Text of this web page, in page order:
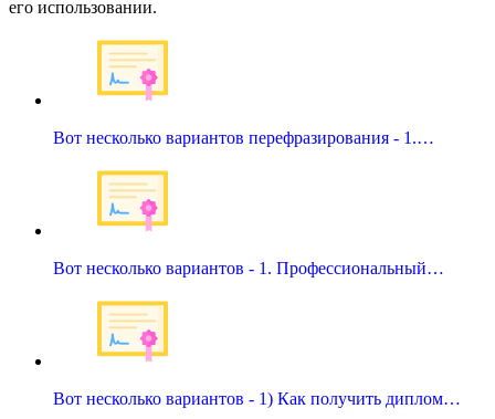
его использовании.
Вот несколько вариантов перефразирования - 1.…
Вот несколько вариантов - 1. Профессиональный…
Вот несколько вариантов - 1) Как получить диплом…